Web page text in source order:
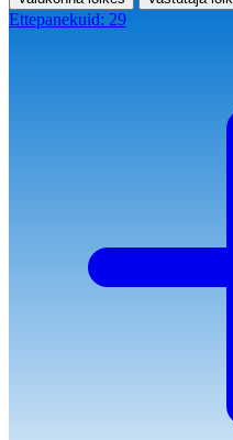
Ettepanekuid: 29